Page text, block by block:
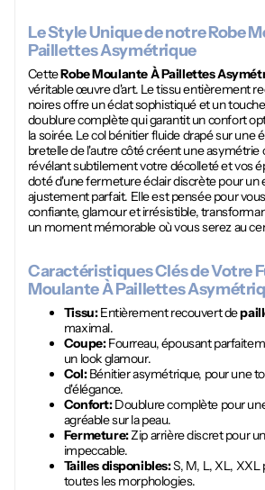
Le Style Unique de notreRobe
Paillettes Asymétrique
CetteRobe Moulante À Paillettes
véritable œuvre d'art. Le tissu entièrement
noires offre un éclat sophistiqué et un
doublure complète qui garantit un confort
la soirée. Le col bénitier fluide drapé sur une
bretelle de l'autre côté créent une asymétrie
révélant subtilement votre décolleté et vos
doté d'une fermeture éclair discrète pour un
ajustement parfait. Elle est pensée pour
confiante, glamour et irrésistible,
un moment mémorable où vous serez au
Caractéristiques Clés de Votre
Moulante À Paillettes
Tissu:Entièrement recouvert de
maximal.
Coupe:Fourreau, épousant
un look glamour.
Col:Bénitier asymétrique, pour une
d'élégance.
Confort:Doublure complète pour
agréable sur la peau.
Fermeture:Zip arrière discret pour
impeccable.
Tailles disponibles:S, M, L, XL, XXL
toutes les morphologies.